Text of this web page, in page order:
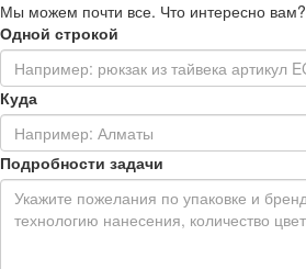
Мы можем почти все. Что интересно вам?
Одной строкой
Куда
Подробности задачи